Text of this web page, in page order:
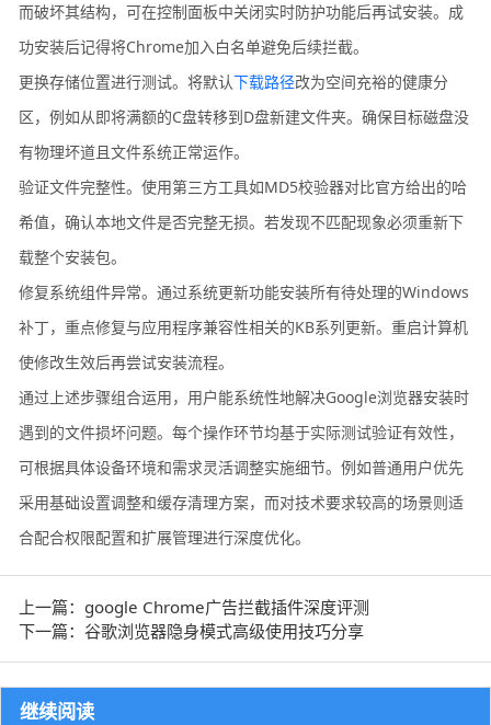
而破坏其结构，可在控制面板中关闭实时防护功能后再试安装。成
功安装后记得将Chrome加入白名单避免后续拦截。
更换存储位置进行测试。将默认下载路径改为空间充裕的健康分
区，例如从即将满额的C盘转移到D盘新建文件夹。确保目标磁盘没
有物理坏道且文件系统正常运作。
验证文件完整性。使用第三方工具如MD5校验器对比官方给出的哈
希值，确认本地文件是否完整无损。若发现不匹配现象必须重新下
载整个安装包。
修复系统组件异常。通过系统更新功能安装所有待处理的Windows
补丁，重点修复与应用程序兼容性相关的KB系列更新。重启计算机
使修改生效后再尝试安装流程。
通过上述步骤组合运用，用户能系统性地解决Google浏览器安装时
遇到的文件损坏问题。每个操作环节均基于实际测试验证有效性，
可根据具体设备环境和需求灵活调整实施细节。例如普通用户优先
采用基础设置调整和缓存清理方案，而对技术要求较高的场景则适
合配合权限配置和扩展管理进行深度优化。
上一篇：google Chrome广告拦截插件深度评测
下一篇：谷歌浏览器隐身模式高级使用技巧分享
继续阅读